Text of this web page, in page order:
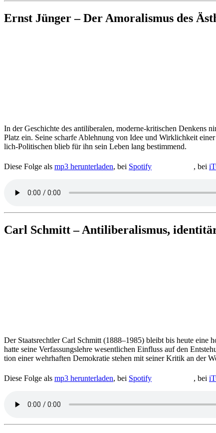
Ernst Jünger – Der Amo­ra­lis­mus des
In der Geschichte des anti­li­be­ra­len, moderne-kri­ti­schen Denkens
Platz ein. Seine scharfe Ableh­nung von Idee und Wirk­lich­keit
lich-Poli­ti­schen blieb für ihn sein Leben lang bestimmend.
Diese Folge als mp3 her­un­ter­la­den, bei Spotify , bei
Carl Schmitt – Anti­li­be­ra­lis­mus,
Der Staats­recht­ler Carl Schmitt (1888–1985) bleibt bis heute eine
hatte seine Ver­fas­sungs­lehre wesent­li­chen Ein­fluss auf den
tion einer wehr­haf­ten Demo­kra­tie stehen mit seiner Kritik an der
Diese Folge als mp3 her­un­ter­la­den, bei Spotify , bei